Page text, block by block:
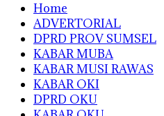
Home
ADVERTORIAL
DPRD PROV SUMSEL
KABAR MUBA
KABAR MUSI RAWAS
KABAR OKI
DPRD OKU